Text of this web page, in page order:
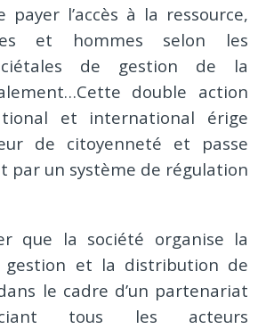
payer l’accès à la ressource,
et hommes selon les
de gestion de la
double action
et international érige
de citoyenneté et passe
par un système de régulation
que la société organise la
gestion et la distribution de
le cadre d’un partenariat
tous les acteurs